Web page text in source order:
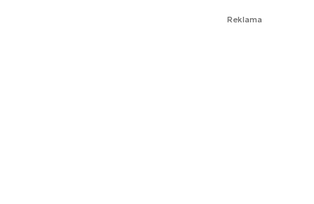
Reklama